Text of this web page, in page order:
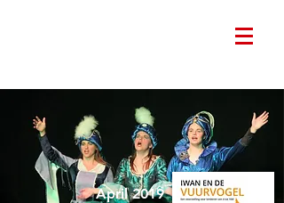
April 2019